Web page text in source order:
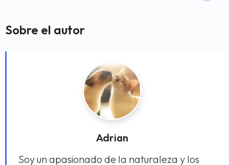
Sobre el autor
Adrian
Soy un apasionado de la naturaleza y los